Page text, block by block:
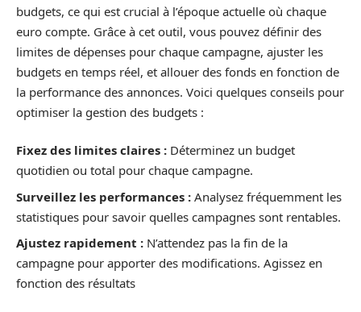
budgets, ce qui est crucial à l’époque actuelle où chaque
euro compte. Grâce à cet outil, vous pouvez définir des
limites de dépenses pour chaque campagne, ajuster les
budgets en temps réel, et allouer des fonds en fonction de
la performance des annonces. Voici quelques conseils pour
optimiser la gestion des budgets :
Fixez des limites claires : Déterminez un budget
quotidien ou total pour chaque campagne.
Surveillez les performances : Analysez fréquemment les
statistiques pour savoir quelles campagnes sont rentables.
Ajustez rapidement : N’attendez pas la fin de la
campagne pour apporter des modifications. Agissez en
fonction des résultats